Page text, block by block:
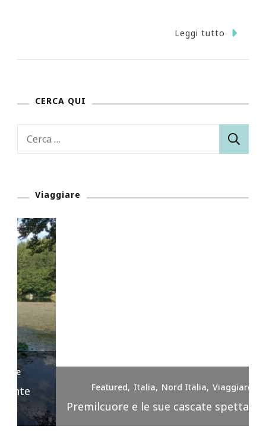
Leggi tutto
CERCA QUI
Ricerca
Viaggiare
Italia Nord Italia Viaggiare
Premilcuore e le sue cascate spettacolari